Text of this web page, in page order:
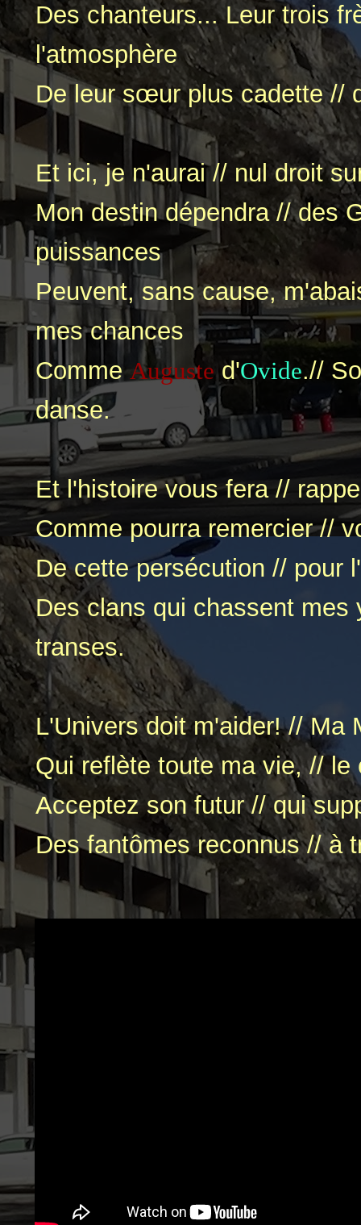
Des chanteurs... Leur trois
l'atmosphère
De leur sœur plus cadette //
Et ici, je n'aurai // nul droit
Mon destin dépendra // des
puissances
Peuvent, sans cause,
mes chances
CommeAugusted'Ovide.//
danse.
Et l'histoire vous fera //
Comme pourra remercier //
De cette persécution // pour
Des clans qui chassent mes
transes.
L'Univers doit m'aider! // Ma
Qui reflète toute ma vie, // le
Acceptez son futur // qui
Des fantômes reconnus // à